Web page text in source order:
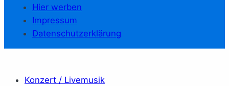
Hier werben
Impressum
Datenschutzerklärung
Konzert / Livemusik